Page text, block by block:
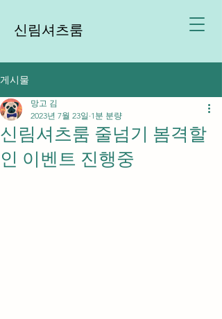
신림셔츠룸
게시물
신림셔츠룸 줄넘기 봄격할
인 이벤트 진행중
망고 김
2023년 7월 23일 1분 분량